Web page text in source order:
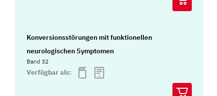
Konversionsstörungen mit funktionellen
neurologischen Symptomen
Band 32
Verfügbar als: